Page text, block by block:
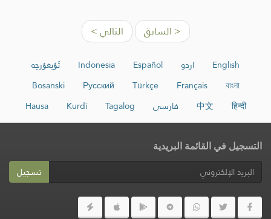
< السابق التالي >
English اردو Español
Indonesia
ئۇيغۇرچە
বাংলা
Français
Türkçe
Русский
Bosanski
हिन्दी
中文 فارسی Tagalog
Kurdî
Hausa
التسجيل في القائمة البريدية
تسجيل